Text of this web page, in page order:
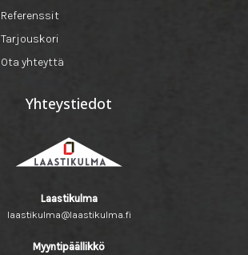
Referenssit
Tarjouskori
Ota yhteyttä
Yhteystiedot
Laastikulma
laastikulma@laastikulma.fi
Myyntipäällikkö